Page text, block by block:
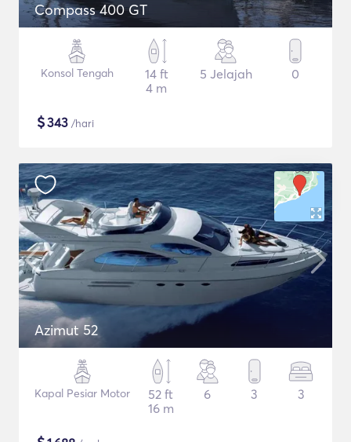
Compass 400 GT
Konsol Tengah
14 ft
4 m
5 Jelajah 0
$343 /hari
Azimut 52
Kapal Pesiar Motor
52 ft
16 m
6 3 3